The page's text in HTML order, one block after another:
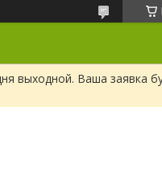
выходной. Ваша заявка